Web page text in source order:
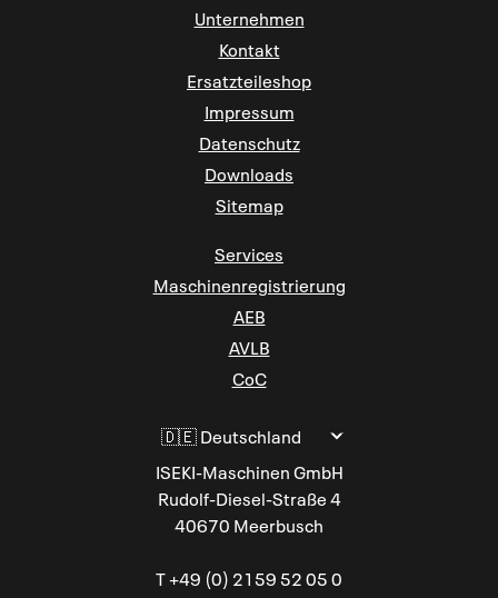
Sprache ändern
ISEKI-Maschinen GmbH
Rudolf-Diesel-Straße 4
40670 Meerbusch
T+49 (0) 2159 52 050
Unternehmen
Kontakt
Ersatzteileshop
Impressum
Datenschutz
Downloads
Sitemap
Services
Maschinenregistrierung
AEB
AVLB
CoC